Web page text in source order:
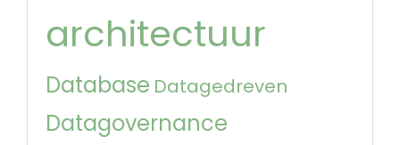
architectuur
Database Datagedreven
Datagovernance